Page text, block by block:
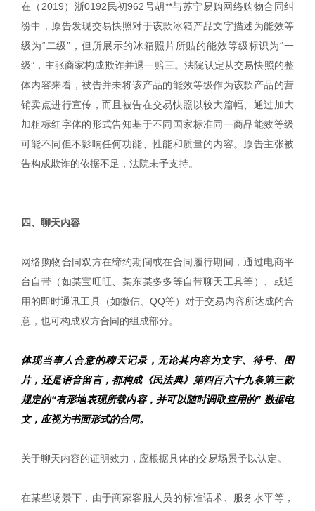
在（2019）浙0192民初962号胡**与苏宁易购网络购物合同纠
纷中，原告发现交易快照对于该款冰箱产品文字描述为能效等
级为“二级”，但所展示的冰箱照片所贴的能效等级标识为“一
级”，主张商家构成欺诈并退一赔三。法院认定从交易快照的整
体内容来看，被告并未将该产品的能效等级作为该款产品的营
销卖点进行宣传，而且被告在交易快照以较大篇幅、通过加大
加粗标红字体的形式告知基于不同国家标准同一商品能效等级
可能不同但不影响任何功能、性能和质量的内容。原告主张被
告构成欺诈的依据不足，法院未予支持。
四、聊天内容
网络购物合同双方在缔约期间或在合同履行期间，通过电商平
台自带（如某宝旺旺、某东某多多等自带聊天工具等）、或通
用的即时通讯工具（如微信、QQ等）对于交易内容所达成的合
意，也可构成双方合同的组成部分。
体现当事人合意的聊天记录，无论其内容为文字、符号、图
片，还是语音留言，都构成《民法典》第四百六十九条第三款
规定的“有形地表现所载内容，并可以随时调取查用的” 数据电
文，应视为书面形式的合同。
关于聊天内容的证明效力，应根据具体的交易场景予以认定。
在某些场景下，由于商家客服人员的标准话术、服务水平等，